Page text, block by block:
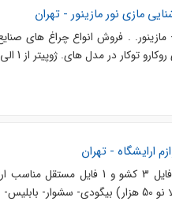
مازى نور مازینور - تهران
مدل های. ژوپیتر از 1 الی 4 لامپ در طرح های گوناگون از ...
ارایشگاه - تهران
دوم. هركدام ...